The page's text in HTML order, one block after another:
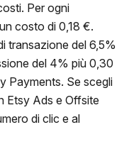
Per ogni
costo di 0,18 €.
transazione del 6,5%
del 4% più 0,30
Payments. Se scegli
Etsy Ads e Offsite
di clic e al